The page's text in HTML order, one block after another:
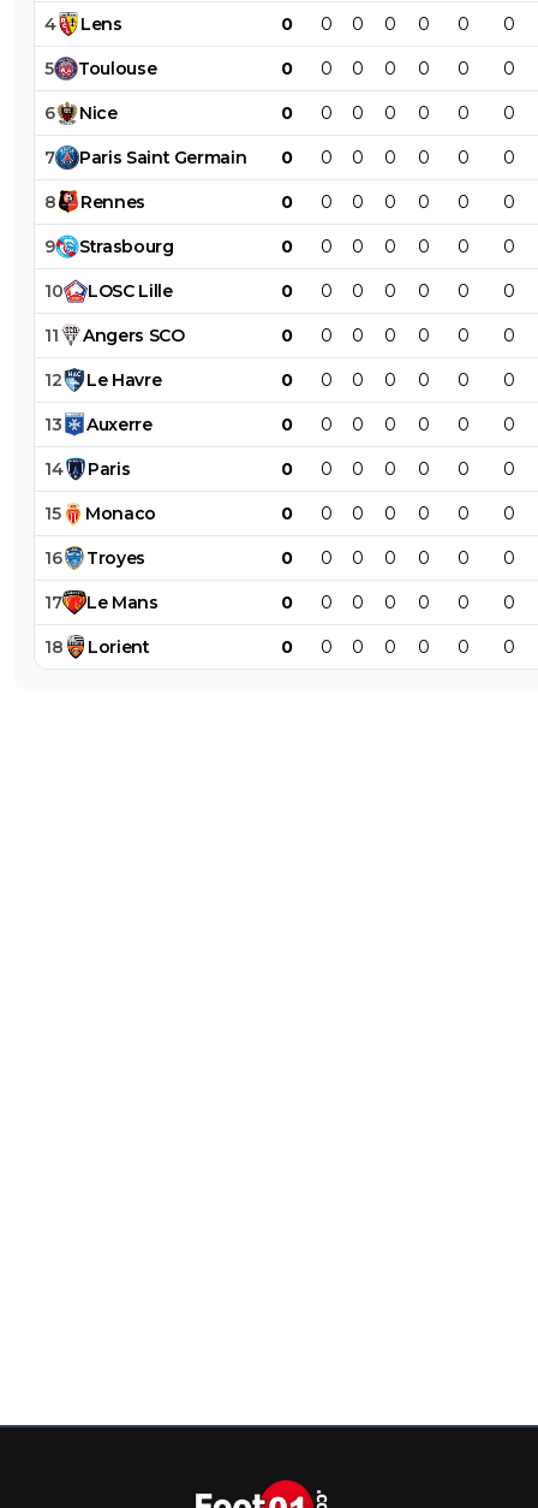
4 Lens 0 0 0 0 0 0 0
5 Toulouse 0 0 0 0 0 0 0
6 Nice 0 0 0 0 0 0 0
7 Paris Saint Germain 0 0 0 0 0 0 0
8 Rennes 0 0 0 0 0 0 0
9 Strasbourg 0 0 0 0 0 0 0
10 LOSC Lille 0 0 0 0 0 0 0
11 Angers SCO 0 0 0 0 0 0 0
12 Le Havre 0 0 0 0 0 0 0
13 Auxerre 0 0 0 0 0 0 0
14 Paris 0 0 0 0 0 0 0
15 Monaco 0 0 0 0 0 0 0
16 Troyes 0 0 0 0 0 0 0
17 Le Mans 0 0 0 0 0 0 0
18 Lorient 0 0 0 0 0 0 0